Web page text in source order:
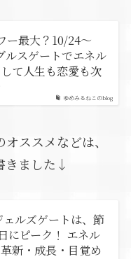
ゆめみるねこのblog
ー最大？10/24～
ルスゲートでエネル
て人生も恋愛も次
ススメなどは、
きました↓
ルズゲートは、節
にピーク！ エネル
新・成長・目覚め